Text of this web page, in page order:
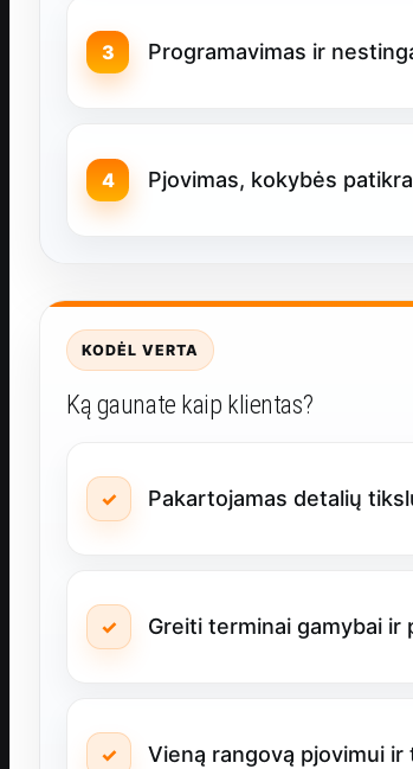
Programavimas ir
Pjovimas, kokybės
KODĖL VERTA
Ką gaunate kaip klientas?
Pakartojamas detalių
Greiti terminai gamybai ir
Vieną rangovą pjovimui